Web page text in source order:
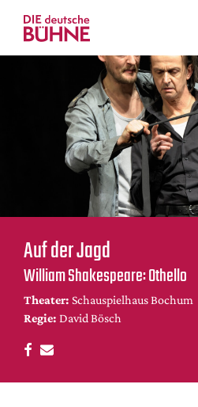
Schauspiel
Musiktheater
Crossover
Bühnenwelt
Festivals & Veranstaltungen
Menschen & Theater
Themen
Internationales
Nachrufe
DdB-map
Auf der Jagd
William Shakespeare: Othello
Theater: Schauspielhaus Bochum
Regie: David Bösch